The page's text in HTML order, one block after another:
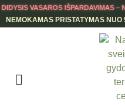
DIDYSIS VASAROS IŠPARDAVIMAS –
NEMOKAMAS PRISTATYMAS NUO